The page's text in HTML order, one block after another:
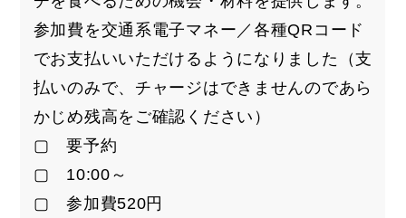
参加費を交通系電子マネー／各種QRコード
でお支払いいただけるようになりました（支
払いのみで、チャージはできませんのであら
かじめ残高をご確認ください）
▢ 要予約
▢ 10:00～
▢ 参加費520円